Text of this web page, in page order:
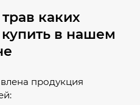
каких
в нашем
продукция